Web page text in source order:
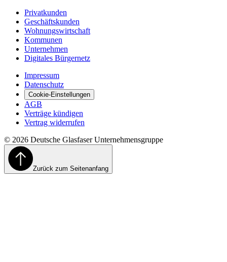
Privatkunden
Geschäftskunden
Wohnungswirtschaft
Kommunen
Unternehmen
Digitales Bürgernetz
Impressum
Datenschutz
Cookie-Einstellungen
AGB
Verträge kündigen
Vertrag widerrufen
© 2026 Deutsche Glasfaser Unternehmensgruppe
Zurück zum Seitenanfang